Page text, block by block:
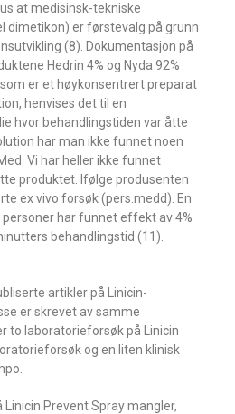
at medisinsk-tekniske
dimetikon) er førstevalg på grunn
(8). Dokumentasjon på
Hedrin 4% og Nyda 92%
som er et høykonsentrert preparat
henvises det til en
hvor behandlingstiden var åtte
har man ikke funnet noen
Vi har heller ikke funnet
produktet. Ifølge produsenten
ex vivo forsøk (pers.medd). En
har funnet effekt av 4%
behandlingstid (11).
artikler på Linicin-
er skrevet av samme
to laboratorieforsøk på Linicin
og en liten klinisk
Prevent Spray mangler,